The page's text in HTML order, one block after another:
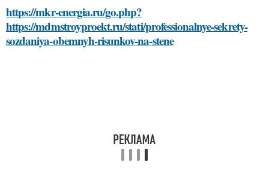
https://mkr-energia.ru/go.php?
https://mdmstroyproekt.ru/stati/professionalnye-sekrety-
sozdaniya-obemnyh-risunkov-na-stene